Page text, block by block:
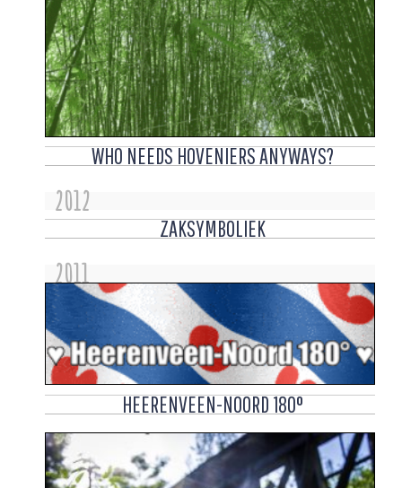
WHO NEEDS HOVENIERS ANYWAYS?
2012
ZAKSYMBOLIEK
2011
HEERENVEEN-NOORD 180°